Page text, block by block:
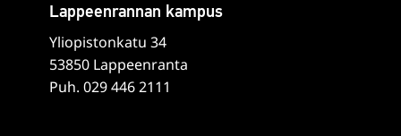
Lappeenrannan kampus
Yliopistonkatu 34
53850 Lappeenranta
Puh. 029 446 2111